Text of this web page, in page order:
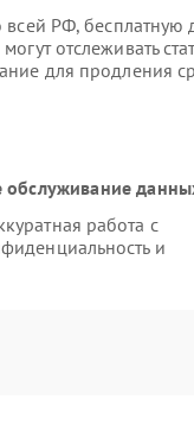
РФ, бесплатную
отслеживать
для продления
работа с
и